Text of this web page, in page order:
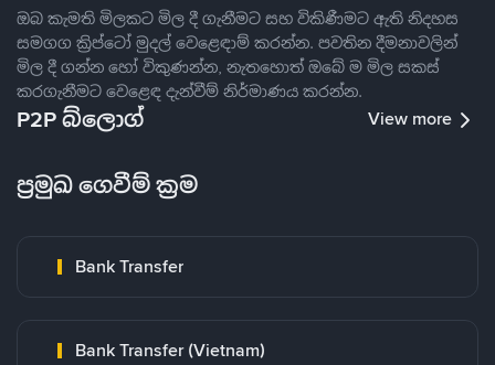
ඔබ කැමති මිලකට මිල දී ගැනීමට සහ විකිණීමට ඇති නිදහස
සමගග ක්‍රිප්ටෝ මුදල් වෙළෙඳාම් කරන්න. පවතින දීමනාවලින්
මිල දී ගන්න හෝ විකුණන්න, නැතහොත් ඔබේ ම මිල සකස්
කරගැනීමට වෙළෙඳ දැන්වීම් නිර්මාණය කරන්න.
P2P බ්ලොග් View more
ප්‍රමුඛ ගෙවීම් ක්‍රම
Bank Transfer
Bank Transfer (Vietnam)